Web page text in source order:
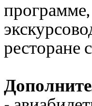
ресторане